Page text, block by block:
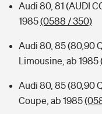
Audi 80, 81 (AUDI
1985(0588 / 350)
Audi 80, 85 (80,90
Limousine, ab 1985
Audi 80, 85 (80,90
Coupe, ab 1985